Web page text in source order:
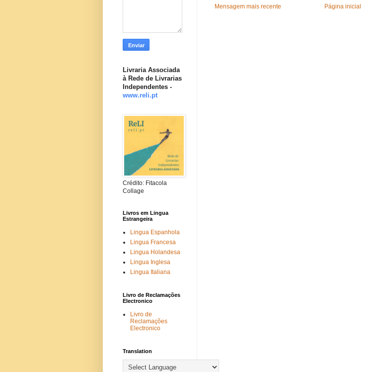
Mensagem mais recente Página inicial
Livraria Associada
à Rede de Livrarias
Independentes -
www.reli.pt
Crédito: Fitacola
Collage
Livros em Lingua
Estrangeira
Lingua Espanhola
Lingua Francesa
Lingua Holandesa
Lingua Inglesa
Lingua Italiana
Livro de Reclamações
Electronico
Livro de
Reclamações
Electronico
Translation